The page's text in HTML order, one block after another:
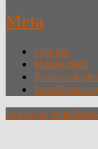
Meta
Log ind
Indlægsfeed
WordPress.org
Drevet af WordPress